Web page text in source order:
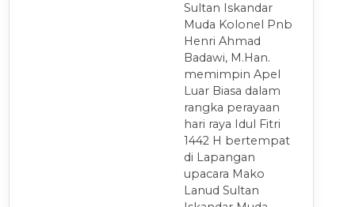
Sultan Iskandar
Muda Kolonel Pnb
Henri Ahmad
Badawi, M.Han.
memimpin Apel
Luar Biasa dalam
rangka perayaan
hari raya Idul Fitri
1442 H bertempat
di Lapangan
upacara Mako
Lanud Sultan